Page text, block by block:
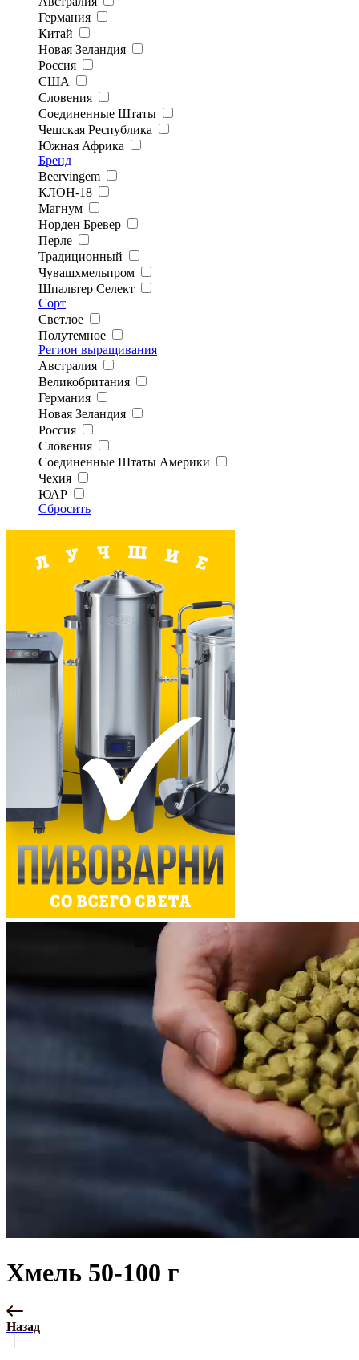
Германия
Китай
Новая Зеландия
Россия
США
Словения
Соединенные Штаты
Чешская Республика
Южная Африка
Бренд
Beervingem
КЛОН-18
Магнум
Норден Бревер
Перле
Традиционный
Чувашхмельпром
Шпальтер Селект
Сорт
Светлое
Полутемное
Регион выращивания
Австралия
Великобритания
Германия
Новая Зеландия
Россия
Словения
Соединенные Штаты Америки
Чехия
ЮАР
Сбросить
Хмель 50-100 г
Назад